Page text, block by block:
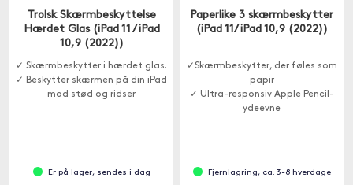
Trolsk Skærmbeskyttelse
Hærdet Glas (iPad 11 / iPad
10,9 (2022))
✓ Skærmbeskytter i hærdet glas.
✓ Beskytter skærmen på din iPad
mod stød og ridser
Er på lager, sendes i dag
Paperlike 3 skærmbeskytter
(iPad 11/ iPad 10,9 (2022))
✓Skærmbeskytter, der føles som
papir
✓ Ultra-responsiv Apple Pencil-
ydeevne
Fjernlagring, ca. 3-8 hverdage